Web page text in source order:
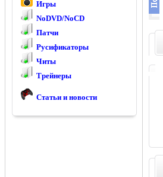
Игры
NoDVD/NoCD
Патчи
Русификаторы
Читы
Трейнеры
Статьи и новости